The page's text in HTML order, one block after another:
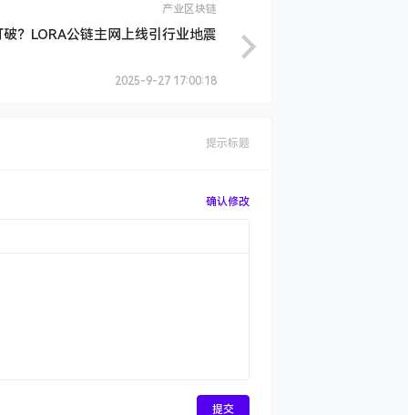
产业区块链
？LORA公链主网上线引行业地震
2025-9-27 17:00:18
提示标题
确认修改
提交